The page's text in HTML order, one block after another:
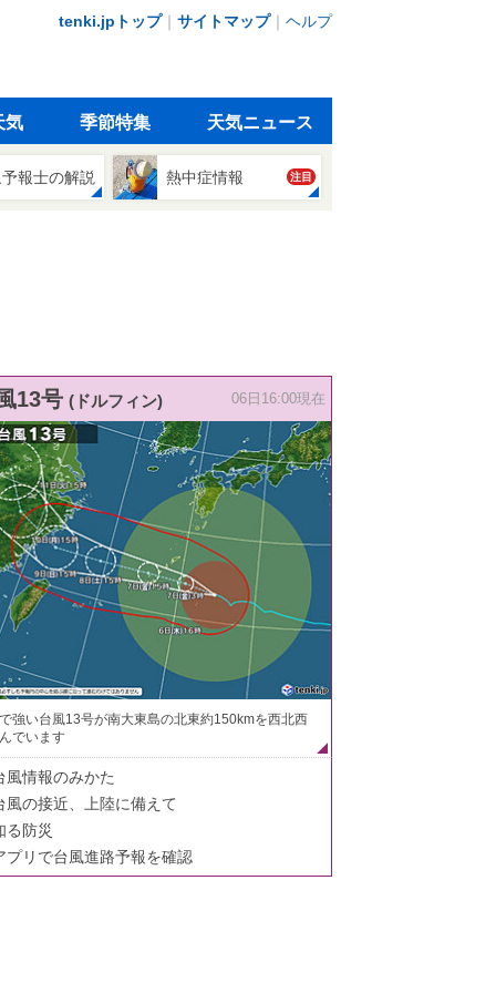
tenki.jpトップ｜ サイトマップ｜ ヘルプ
気 季節特集 天気ニュース
報士の解説 熱中症情報 注目
13号 (ドルフィン) 06日16:00現在
強い台風13号が南大東島の北東約150kmを西北西
でいます
風情報のみかた
風の接近、上陸に備えて
る防災
プリで台風進路予報を確認